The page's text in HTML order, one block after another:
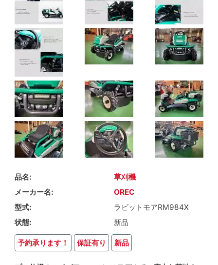
品名
草刈機
メーカー名
OREC
型式
ラビットモアRM984X
状態
新品
予約承ります！ 保証有り 新品